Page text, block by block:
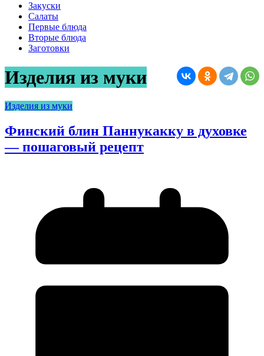
Закуски
Салаты
Первые блюда
Вторые блюда
Заготовки
Изделия из муки
Изделия из муки
Финский блин Паннукакку в духовке
— пошаговый рецепт